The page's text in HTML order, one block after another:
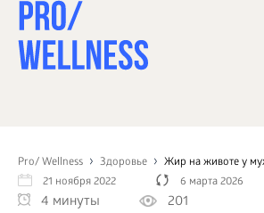
Pro/ Wellness Здоровье
Жир на животе у
21 ноября 2022
6 марта 2026
4 минуты 201
СПОРТ
ЗДОРОВЬЕ